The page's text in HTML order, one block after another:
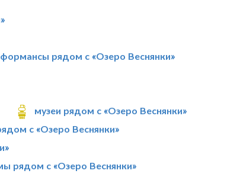
рядом с «Озеро Веснянки»
музеи рядом с «Озеро Веснянки»
с «Озеро Веснянки»
рядом с «Озеро Веснянки»